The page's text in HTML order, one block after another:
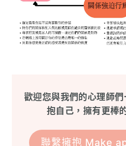
歡迎您與我們的心理師
抱自己，擁有更棒
聯繫擁抱 Make